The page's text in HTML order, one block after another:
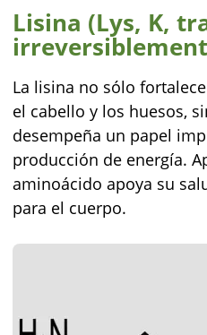
Lisina (Lys, K,
La lisina no sólo
el cabello y los huesos,
desempeña un papel
producción de energía.
aminoácido apoya su
para el cuerpo.